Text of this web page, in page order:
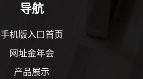
导航
手机版入口首页
网址金年会
产品展示